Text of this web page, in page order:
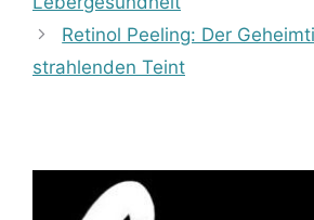
Retinol Peeling: Der
strahlenden Teint